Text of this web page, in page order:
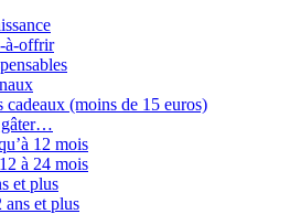
à-offrir
cadeaux (moins de 15 euros)
gâter…
12 mois
à 24 mois
et plus
ans et plus